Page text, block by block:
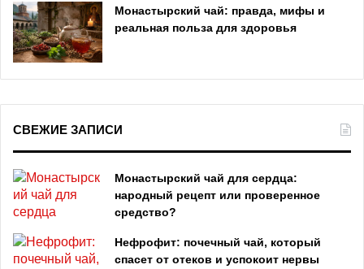
Монастырский чай: правда, мифы и
реальная польза для здоровья
СВЕЖИЕ ЗАПИСИ
Монастырский чай для сердца:
народный рецепт или проверенное
средство?
Нефрофит: почечный чай, который
спасет от отеков и успокоит нервы